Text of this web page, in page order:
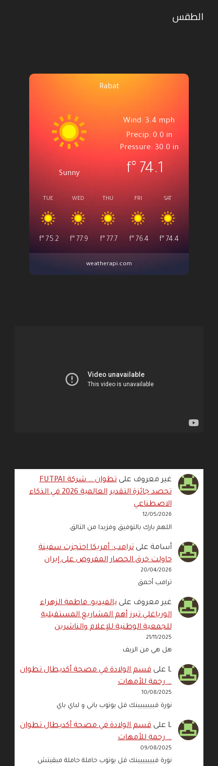
الطقس
Rabat
Sunny
Wind: 3.4 mph
Precip: 0.0 in
Pressure: 30.0 in
74.1
°f
TUE
75.2
°f
WED
77.9
°f
THU
77.7
°f
FRI
76.4
°f
SAT
74.4
°f
weatherapi.com
غير معروف على
تطوان … شركة FUTPAI
تحصد جائزة التقدير العالمية 2026 في الذكاء
الاصطناعي
12/05/2026
اللهم بارك بالتوفيق ومزيدا من التالق.
أسامة علىترامب: أمريكا احتجزت سفينة
حاولت خرق الحصار المفروض على إيران
20/04/2026
ترامب أحمق
غير معروف علىبالفيديو: فاطمة الزهراء
الورياغلي تبرز أهم المشاريع المستقبلية
للجمعية الوطنية للإعلام والناشرين
21/11/2025
هل هي من الريف
L علىقسم الولادة في مصحة أكديطال تطوان
… رحمة للأمهات
10/08/2025
نورة فييييييينك فل يوتوب باني و لباي باي
L علىقسم الولادة في مصحة أكديطال تطوان
… رحمة للأمهات
09/08/2025
نورة فييييييينك فل يوتوب حاملة حاملة مبقيتش